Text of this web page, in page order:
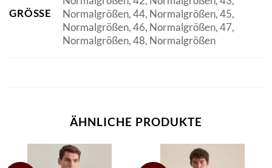
GRÖSSE
Normalgrößen, 44, Normalgrößen, 45,
Normalgrößen, 46, Normalgrößen, 47,
Normalgrößen, 48, Normalgrößen
ÄHNLICHE PRODUKTE